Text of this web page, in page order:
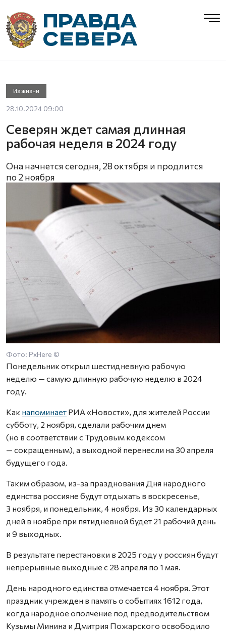
Из жизни
28.10.2024 09:00
Северян ждет самая длинная
рабочая неделя в 2024 году
Она начнется сегодня, 28 октября и продлится
по 2 ноября
Фото: PxHere ©
Понедельник открыл шестидневную рабочую
неделю — самую длинную рабочую неделю в 2024
году.
Как напоминает РИА «Новости», для жителей России
субботу, 2 ноября, сделали рабочим днем
(но в соответствии с Трудовым кодексом
— сокращенным), а выходной перенесли на 30 апреля
будущего года.
Таким образом, из-за празднования Дня народного
единства россияне будут отдыхать в воскресенье,
3 ноября, и понедельник, 4 ноября. Из 30 календарных
дней в ноябре при пятидневной будет 21 рабочий день
и 9 выходных.
В результате перестановки в 2025 году у россиян будут
непрерывные выходные с 28 апреля по 1 мая.
День народного единства отмечается 4 ноября. Этот
праздник учрежден в память о событиях 1612 года,
когда народное ополчение под предводительством
Кузьмы Минина и Дмитрия Пожарского освободило